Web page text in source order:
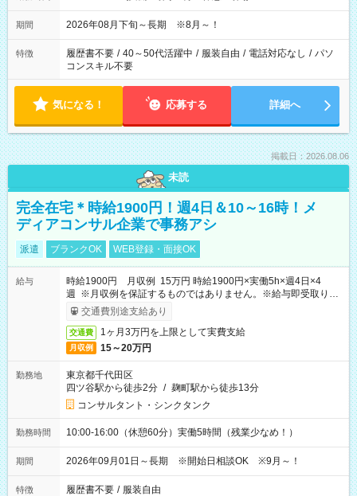
期間 2026年08月下旬～長期 ※8月～！
特徴 履歴書不要 / 40～50代活躍中 / 服装自由 / 電話対応なし / パソ
コンスキル不要
気になる！ 応募する 詳細へ
掲載日：2026.08.06
未読
完全在宅＊時給1900円！週4日＆10～16時！メ
ディアコンサル企業で事務アシ
派遣 ブランクOK WEB登録・面接OK
給与
時給1900円 月収例 15万円 時給1900円×実働5h×週4日×4
週 ※月収例を保証するものではありません。※給与即受取りサ
ービス利用可（利用条件有）
交通費別途支給あり
交通費 1ヶ月3万円を上限として実費支給
月収例 15～20万円
勤務地
東京都千代田区
四ツ谷駅から徒歩2分 / 麹町駅から徒歩13分
コンサルタント・シンクタンク
勤務時間 10:00-16:00（休憩60分）実働5時間（残業少なめ！）
期間 2026年09月01日～長期 ※開始日相談OK ※9月～！
特徴 履歴書不要 / 服装自由